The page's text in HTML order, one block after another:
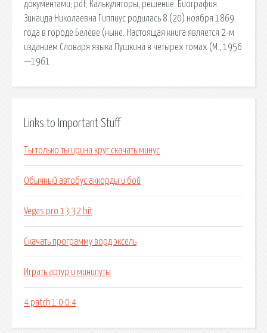
документами; pdf; Калькуляторы, решение. Биография.
Зинаида Николаевна Гиппиус родилась 8 (20) ноября 1869
года в городе Белёве (ныне. Настоящая книга является 2-м
изданием Словаря языка Пушкина в четырех томах (М., 1956
—1961.
Links to Important Stuff
Ты только ты ирина круг скачать минус
Обычный автобус аккорды и бой
Vegas pro 13 32 bit
Скачать программу ворд эксель
Играть артур и минипуты
4 patch 1 0 0 4